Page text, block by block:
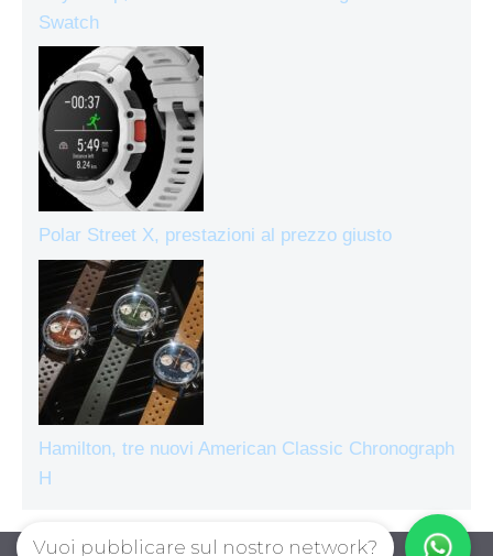
Swatch
Polar Street X, prestazioni al prezzo giusto
Hamilton, tre nuovi American Classic Chronograph
H
Vuoi pubblicare sul nostro network?